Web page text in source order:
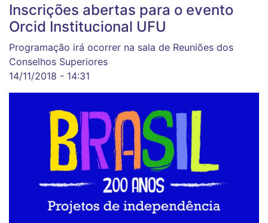
Inscrições abertas para o evento
Orcid Institucional UFU
Programação irá ocorrer na sala de Reuniões dos
Conselhos Superiores
14/11/2018 - 14:31